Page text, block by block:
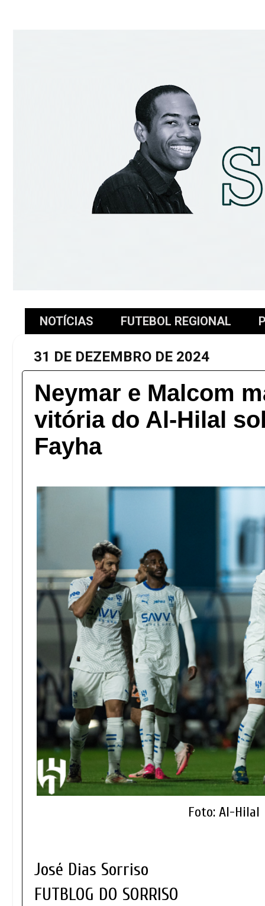
NOTÍCIAS FUTEBOL REGIONAL
31 DE DEZEMBRO DE 2024
Neymar e Malcom
vitória do Al-Hilal
Fayha
Foto: Al-Hilal
José Dias Sorriso
FUTBLOG DO SORRISO